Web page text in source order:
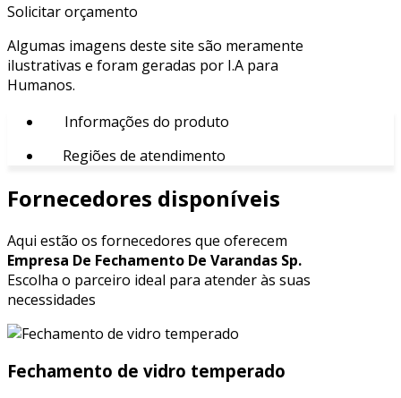
Solicitar orçamento
Algumas imagens deste site são meramente
ilustrativas e foram geradas por I.A para
Humanos.
Informações do produto
Regiões de atendimento
Fornecedores disponíveis
Aqui estão os fornecedores que oferecem
Empresa De Fechamento De Varandas Sp.
Escolha o parceiro ideal para atender às suas
necessidades
Fechamento de vidro temperado